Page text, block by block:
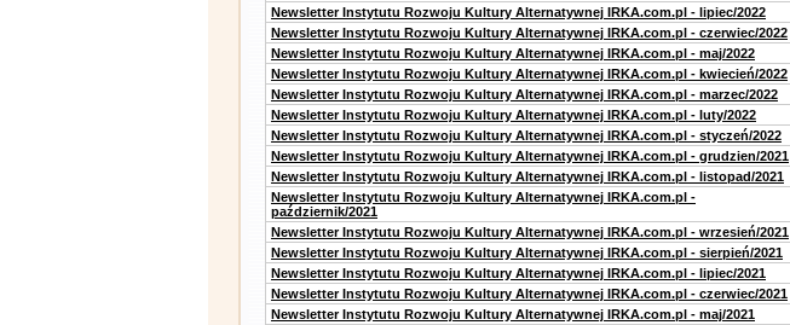
Newsletter Instytutu Rozwoju Kultury Alternatywnej IRKA.com.pl - lipiec/2022
Newsletter Instytutu Rozwoju Kultury Alternatywnej IRKA.com.pl - czerwiec/2022
Newsletter Instytutu Rozwoju Kultury Alternatywnej IRKA.com.pl - maj/2022
Newsletter Instytutu Rozwoju Kultury Alternatywnej IRKA.com.pl - kwiecień/2022
Newsletter Instytutu Rozwoju Kultury Alternatywnej IRKA.com.pl - marzec/2022
Newsletter Instytutu Rozwoju Kultury Alternatywnej IRKA.com.pl - luty/2022
Newsletter Instytutu Rozwoju Kultury Alternatywnej IRKA.com.pl - styczeń/2022
Newsletter Instytutu Rozwoju Kultury Alternatywnej IRKA.com.pl - grudzien/2021
Newsletter Instytutu Rozwoju Kultury Alternatywnej IRKA.com.pl - listopad/2021
Newsletter Instytutu Rozwoju Kultury Alternatywnej IRKA.com.pl -
październik/2021
Newsletter Instytutu Rozwoju Kultury Alternatywnej IRKA.com.pl - wrzesień/2021
Newsletter Instytutu Rozwoju Kultury Alternatywnej IRKA.com.pl - sierpień/2021
Newsletter Instytutu Rozwoju Kultury Alternatywnej IRKA.com.pl - lipiec/2021
Newsletter Instytutu Rozwoju Kultury Alternatywnej IRKA.com.pl - czerwiec/2021
Newsletter Instytutu Rozwoju Kultury Alternatywnej IRKA.com.pl - maj/2021